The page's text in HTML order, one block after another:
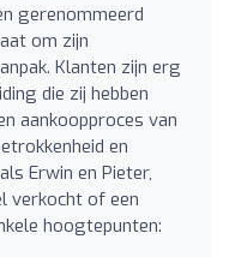
gerenommeerd
om zijn
Klanten zijn erg
die zij hebben
aankoopproces van
en
Erwin en Pieter,
verkocht of een
hoogtepunten: